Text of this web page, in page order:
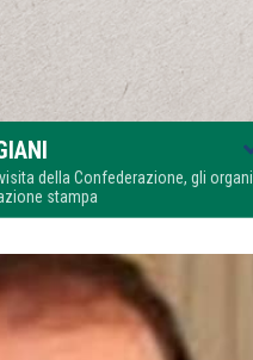
visita della Confederazione, gli organi
stampa